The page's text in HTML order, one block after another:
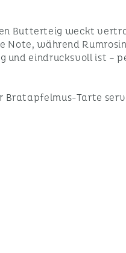
Butterteig weckt
während
und eindrucksvoll ist –
Bratapfelmus-Tarte